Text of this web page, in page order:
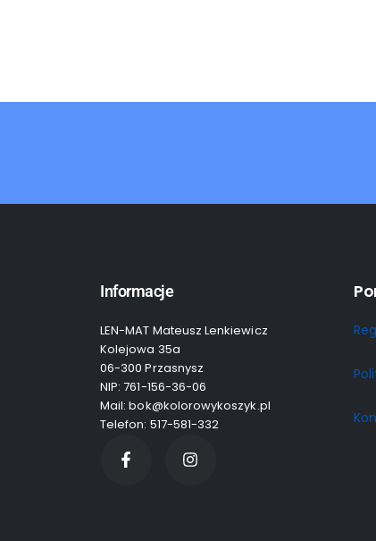
Informacje
LEN-MAT Mateusz Lenkiewicz
Kolejowa 35a
06-300 Przasnysz
NIP: 761-156-36-06
Mail: bok@kolorowykoszyk.pl
Telefon: 517-581-332